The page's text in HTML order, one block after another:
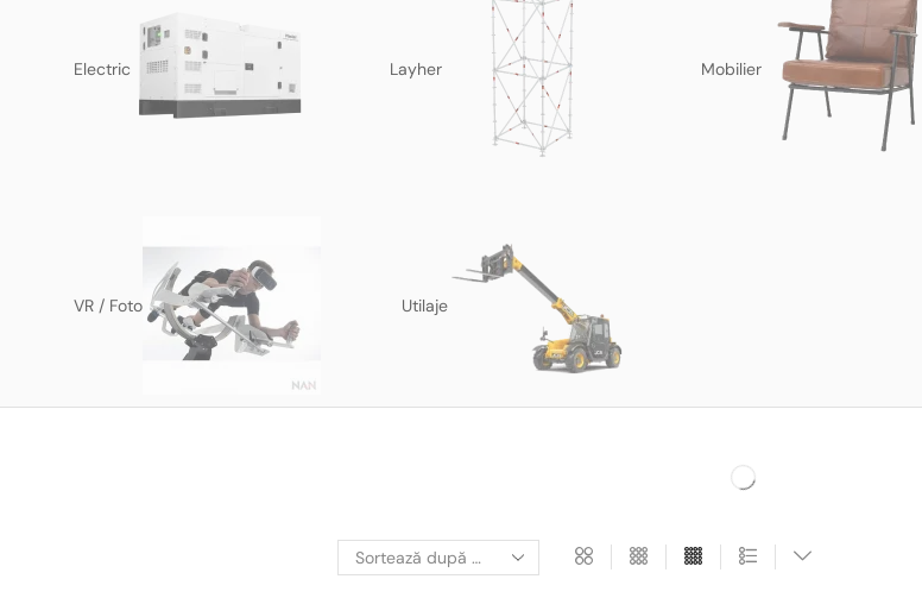
Electric Layher Mobilier
VR / Foto Utilaje